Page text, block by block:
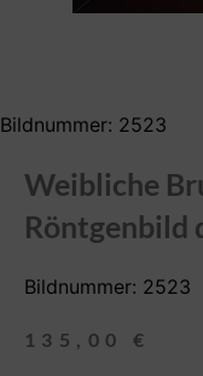
Bildnummer: 2523
Weibliche
Röntgenbild
Bildnummer: 2523
135,00 €